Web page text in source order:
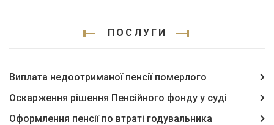
ПОСЛУГИ
Виплата недоотриманої пенсії померлого
Оскарження рішення Пенсійного фонду у суді
Оформлення пенсії по втраті годувальника